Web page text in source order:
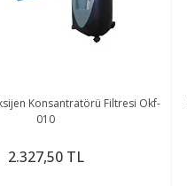
Konsantratörü Filtresi Okf-
010
2.327,50 TL